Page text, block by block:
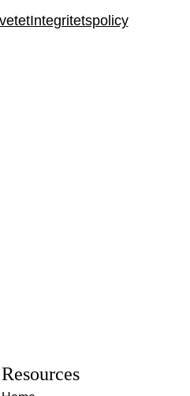
Integritetspolicy
Resources